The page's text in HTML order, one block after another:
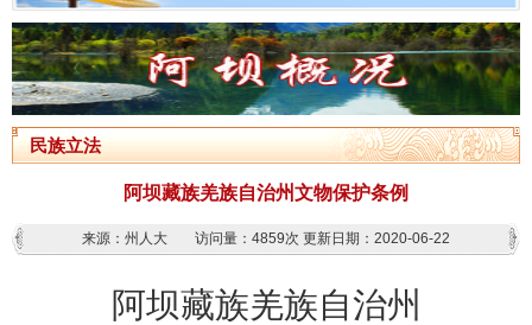
民族立法
阿坝藏族羌族自治州文物保护条例
来源：州人大 访问量： 4859次 更新日期：2020-06-22
阿坝藏族羌族自治州